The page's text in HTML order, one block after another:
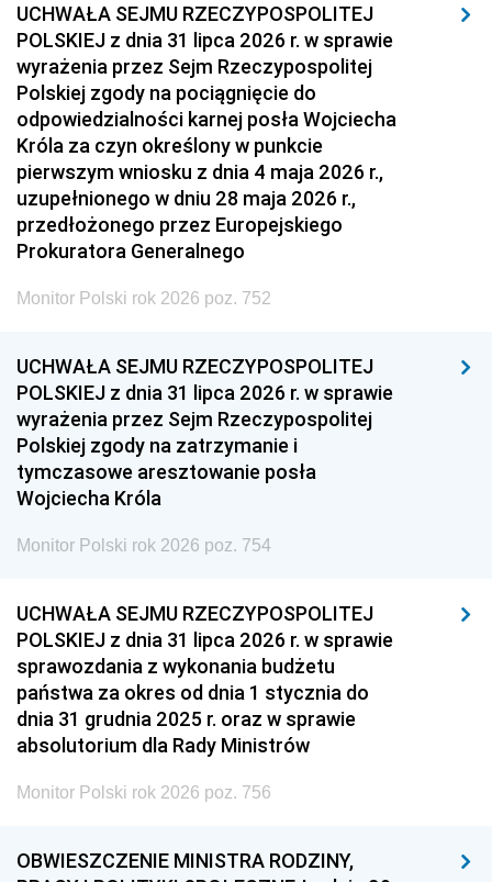
UCHWAŁA SEJMU RZECZYPOSPOLITEJ
POLSKIEJ z dnia 31 lipca 2026 r. w sprawie
wyrażenia przez Sejm Rzeczypospolitej
Polskiej zgody na pociągnięcie do
odpowiedzialności karnej posła Wojciecha
Króla za czyn określony w punkcie
pierwszym wniosku z dnia 4 maja 2026 r.,
uzupełnionego w dniu 28 maja 2026 r.,
przedłożonego przez Europejskiego
Prokuratora Generalnego
Monitor Polski rok 2026 poz. 752
UCHWAŁA SEJMU RZECZYPOSPOLITEJ
POLSKIEJ z dnia 31 lipca 2026 r. w sprawie
wyrażenia przez Sejm Rzeczypospolitej
Polskiej zgody na zatrzymanie i
tymczasowe aresztowanie posła
Wojciecha Króla
Monitor Polski rok 2026 poz. 754
UCHWAŁA SEJMU RZECZYPOSPOLITEJ
POLSKIEJ z dnia 31 lipca 2026 r. w sprawie
sprawozdania z wykonania budżetu
państwa za okres od dnia 1 stycznia do
dnia 31 grudnia 2025 r. oraz w sprawie
absolutorium dla Rady Ministrów
Monitor Polski rok 2026 poz. 756
OBWIESZCZENIE MINISTRA RODZINY,